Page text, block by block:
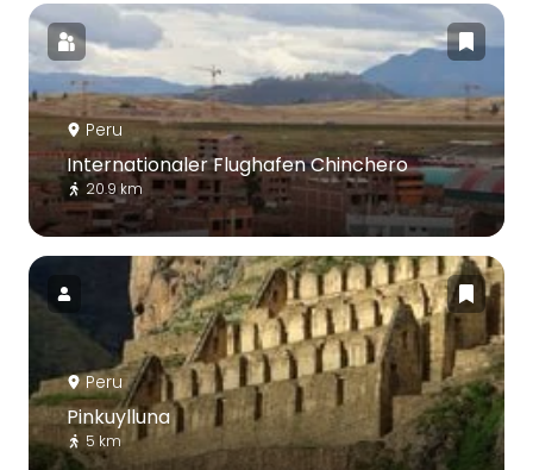
Peru
Internationaler Flughafen Chinchero
20.9 km
Peru
Pinkuylluna
5 km